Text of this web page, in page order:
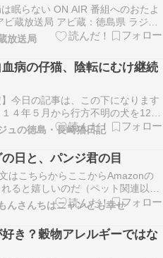
眠らない ON AIR 番組へのおたよ
ビ蔵放送局 アビ蔵：徳島県 ラジオ
アビ蔵：コンビニ帰りに袋を見た
のプリンが入ってなかった。冷静に
で渡されてない。 アビ蔵：プリンが
だか静かな夜にはちょっとだけ不…
放送局
血病の仔猫、陰転にむけ継続
】今日の記事は、この下になります
４年５月から行方不明の犬を12年
↑ ↑詳細はWEBサイトに記載してい
年10月末で閉鎖します。）※２
、行方不明から１２年で、グーちゃ
を付けました。私の足を使っての
ュの徳島・長崎猫日記
日と、パンジ君の目
はこちらからここからAmazonの
ると嬉しいのだ（ペット関連以外
保護したら① ミクルっこ② 幼猫ボ
募集していますボランティア募集中
クラブのアマゾン欲しいものリス
は住所をお知らせしますのでこの
んさんちはニャンとも幸せ
き？穀物アレルギーではな